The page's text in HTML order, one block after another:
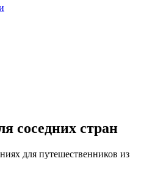
соседних стран
для путешественников из